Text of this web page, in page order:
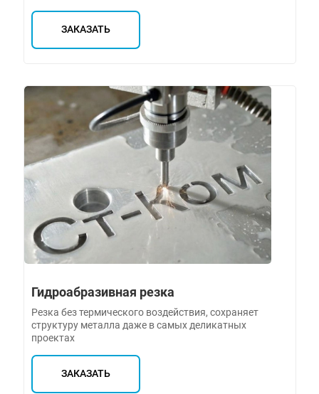
ЗАКАЗАТЬ
Гидроабразивная резка
Резка без термического воздействия, сохраняет
структуру металла даже в самых деликатных
проектах
ЗАКАЗАТЬ